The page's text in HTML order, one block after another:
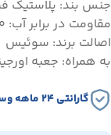
جنس بند: پلاستیک
مقاومت در برابر آب: 30 متر
اصالت برند: سوئیس
به همراه: جعبه
گارانتی ۲۴ ماهه وستا سرویس